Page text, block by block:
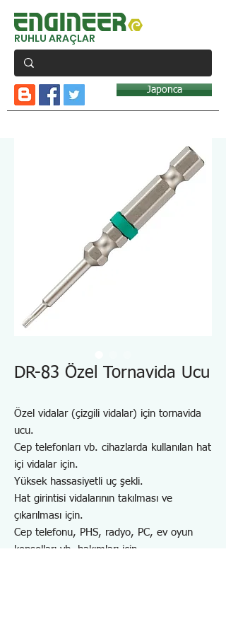
RUHLU ARAÇLAR
Japonca
DR-83 Özel Tornavida Ucu
Özel vidalar (çizgili vidalar) için tornavida
ucu.
Cep telefonları vb. cihazlarda kullanılan hat
içi vidalar için.
Yüksek hassasiyetli uç şekli.
Hat girintisi vidalarının takılması ve
çıkarılması için.
Cep telefonu, PHS, radyo, PC, ev oyun
konsolları vb. bakımları için.